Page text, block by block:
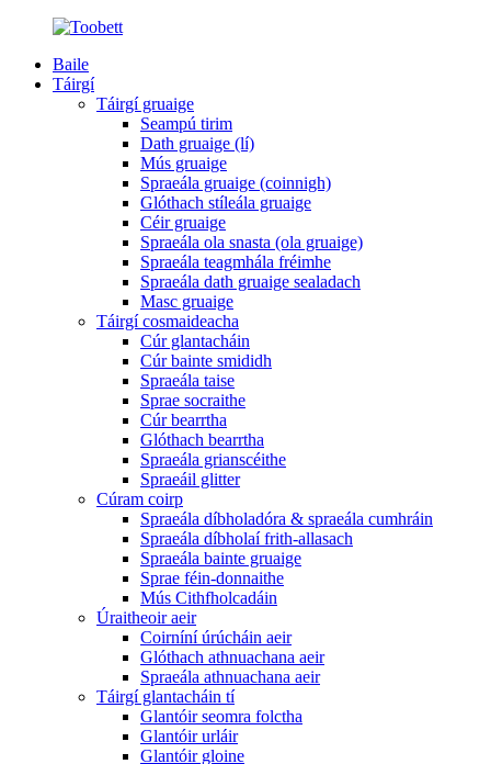
Baile
Táirgí
Táirgí gruaige
Seampú tirim
Dath gruaige (lí)
Mús gruaige
Spraeála gruaige (coinnigh)
Glóthach stíleála gruaige
Céir gruaige
Spraeála ola snasta (ola gruaige)
Spraeála teagmhála fréimhe
Spraeála dath gruaige sealadach
Masc gruaige
Táirgí cosmaideacha
Cúr glantacháin
Cúr bainte smididh
Spraeála taise
Sprae socraithe
Cúr bearrtha
Glóthach bearrtha
Spraeála grianscéithe
Spraeáil glitter
Cúram coirp
Spraeála díbholadóra & spraeála cumhráin
Spraeála díbholaí frith-allasach
Spraeála bainte gruaige
Sprae féin-donnaithe
Mús Cithfholcadáin
Úraitheoir aeir
Coirníní úrúcháin aeir
Glóthach athnuachana aeir
Spraeála athnuachana aeir
Táirgí glantacháin tí
Glantóir seomra folctha
Glantóir urláir
Glantóir gloine